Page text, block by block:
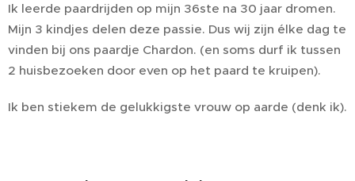
Ik leerde paardrijden op mijn 36ste na 30 jaar dromen.
Mijn 3 kindjes delen deze passie. Dus wij zijn élke dag te
vinden bij ons paardje Chardon. (en soms durf ik tussen
2 huisbezoeken door even op het paard te kruipen).
Ik ben stiekem de gelukkigste vrouw op aarde (denk ik).